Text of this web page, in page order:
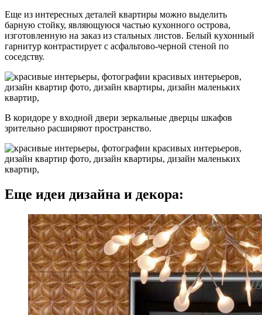
Еще из интересных деталей квартиры можно выделить
барную стойку, являющуюся частью кухонного острова,
изготовленную на заказ из стальных листов. Белый кухонный
гарнитур контрастирует с асфальтово-черной стеной по
соседству.
В коридоре у входной двери зеркальные дверцы шкафов
зрительно расширяют пространство.
Еще идеи дизайна и декора: